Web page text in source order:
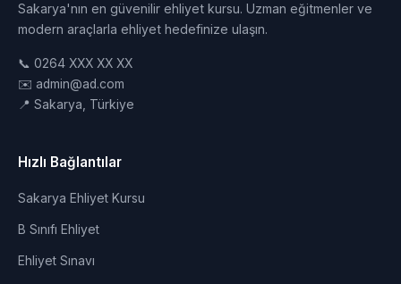
Sakarya'nın en güvenilir ehliyet kursu. Uzman eğitmenler ve
modern araçlarla ehliyet hedefinize ulaşın.
📞 0264 XXX XX XX
✉️ admin@ad.com
📍 Sakarya, Türkiye
Hızlı Bağlantılar
Sakarya Ehliyet Kursu
B Sınıfı Ehliyet
Ehliyet Sınavı